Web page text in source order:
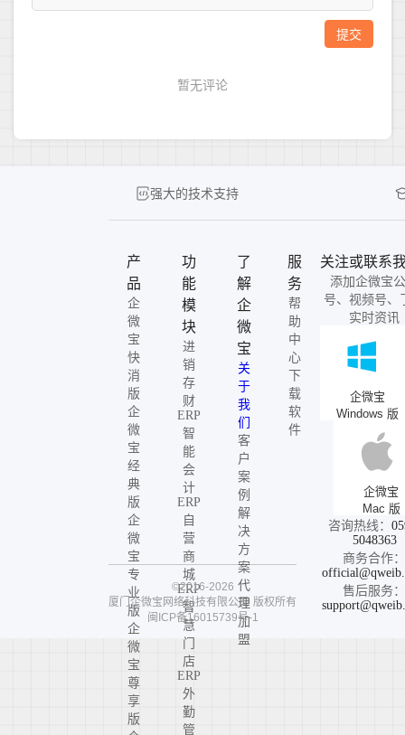
强大的技术支持
产
品
企
微
宝
快
消
版
企
微
宝
经
典
版
企
微
宝
专
业
版
企
微
宝
尊
享
版
功
能
模
块
进
销
存
财
ERP
智
能
会
计
ERP
自
营
商
城
ERP
智
慧
门
店
ERP
外
勤
管
了
解
企
微
宝
关
于
我
们
客
户
案
例
解
决
方
案
代
理
加
盟
服
务
帮
助
中
心
下
载
软
件
关注或联系
添加企微宝
号、视频号、
实时资讯
企微宝
Windows 版
企微宝
Mac 版
咨询热线：
5048363
商务合作：
售后服务：
©2016-2026
厦门企微宝网络科技有限公司 版权所有
闽ICP备16015739号-1